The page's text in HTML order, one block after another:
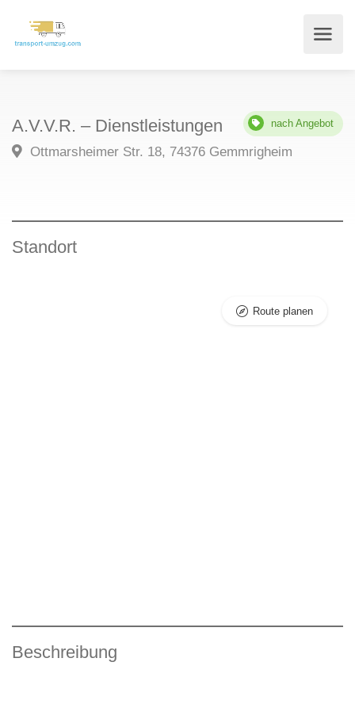
A.V.V.R. – Dienstleistungen nach Angebot
Ottmarsheimer Str. 18, 74376 Gemmrigheim
Standort
Route planen
Beschreibung